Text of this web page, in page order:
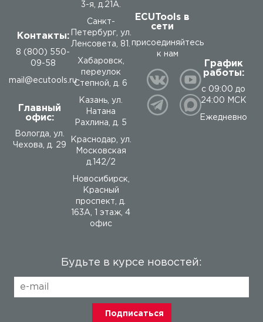
Контакты:
8 (800) 550-
09-58
mail@ecutools.ru
Главный
офис:
Вологда
ул.
Чехова, д. 29
3-я, д.21А.
Санкт-
Петербург, ул.
Ленсовета, 81.
Хабаровск,
переулок
Степной, д. 6
Казань, ул.
Натана
Рахлина, д. 5
Краснодар, ул.
Московская
д.142/2
Новосибирск,
Красный
проспект, д.
163А, 1 этаж, 4
офис
ECUTools в
сети
присоединяйтесь
к нам
График
работы:
с 09:00 до
24:00 МСК
Ежедневно
Будьте в курсе новостей: